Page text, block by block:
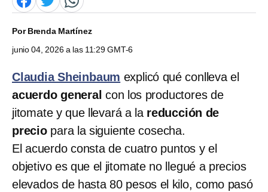
PorBrenda Martínez
junio 04, 2026 a las 11:29 GMT-6
Claudia Sheinbaum explicó qué conlleva el
acuerdo general con los productores de
jitomate y que llevará a la reducción de
preciopara la siguiente cosecha.
El acuerdo consta de cuatro puntos y el
objetivo es que el jitomate no llegué a precios
elevados de hasta 80 pesos el kilo, como pasó